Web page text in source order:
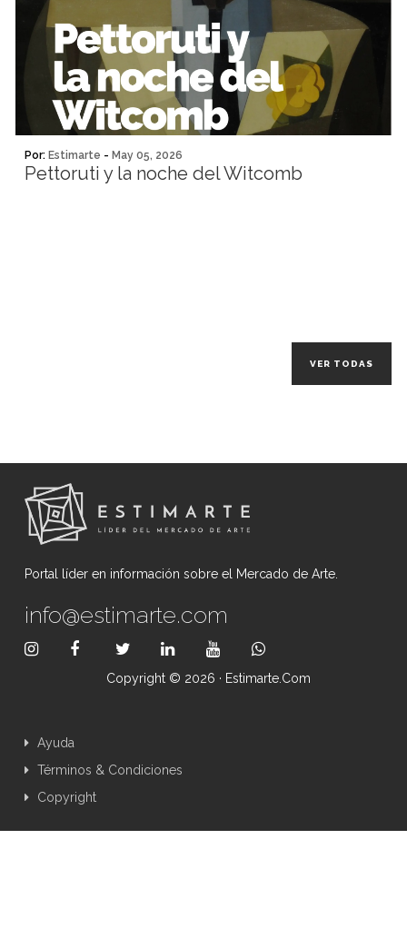
Por: Estimarte - May 05, 2026
Pettoruti y la noche del Witcomb
VER TODAS
Portal líder en información sobre el Mercado de Arte.
info@estimarte.com
Copyright © 2026 · Estimarte.com
Ayuda
Términos & Condiciones
Copyright